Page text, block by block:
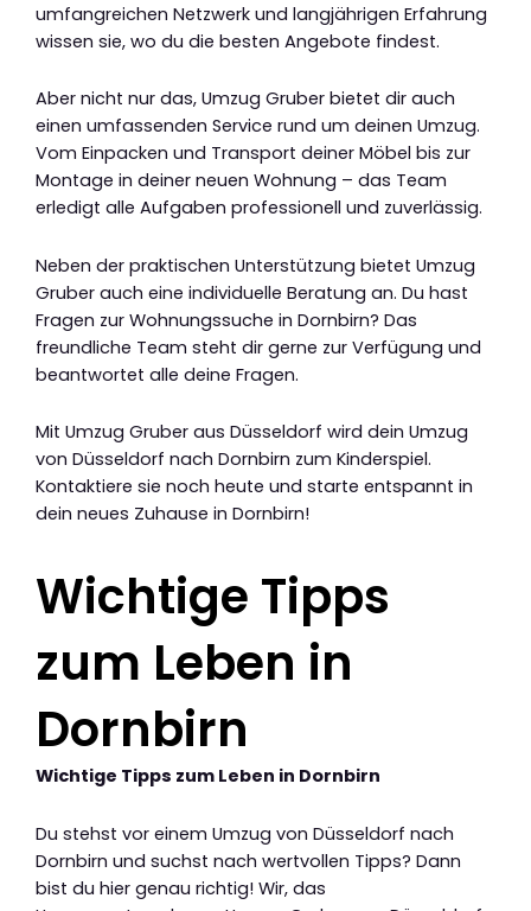
umfangreichen Netzwerk und langjährigen Erfahrung
wissen sie, wo du die besten Angebote findest.
Aber nicht nur das, Umzug Gruber bietet dir auch
einen umfassenden Service rund um deinen Umzug.
Vom Einpacken und Transport deiner Möbel bis zur
Montage in deiner neuen Wohnung – das Team
erledigt alle Aufgaben professionell und zuverlässig.
Neben der praktischen Unterstützung bietet Umzug
Gruber auch eine individuelle Beratung an. Du hast
Fragen zur Wohnungssuche in Dornbirn? Das
freundliche Team steht dir gerne zur Verfügung und
beantwortet alle deine Fragen.
Mit Umzug Gruber aus Düsseldorf wird dein Umzug
von Düsseldorf nach Dornbirn zum Kinderspiel.
Kontaktiere sie noch heute und starte entspannt in
dein neues Zuhause in Dornbirn!
Wichtige Tipps
zum Leben in
Dornbirn
Wichtige Tipps zum Leben in Dornbirn
Du stehst vor einem Umzug von Düsseldorf nach
Dornbirn und suchst nach wertvollen Tipps? Dann
bist du hier genau richtig! Wir, das